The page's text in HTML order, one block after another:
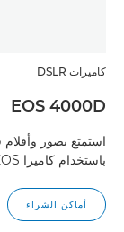
كاميرات DSLR
EOS 4000D
باستخدام كاميرا EOS بسيطة وسهلة الاستخدام بدقة 18 ميجابكسل.
أماكن الشراء